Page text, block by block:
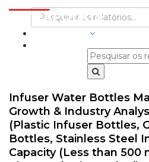
Infuser Water Bottles
Growth & Industry
(Plastic Infuser Bottles,
Bottles, Stainless Steel
Capacity (Less than 500